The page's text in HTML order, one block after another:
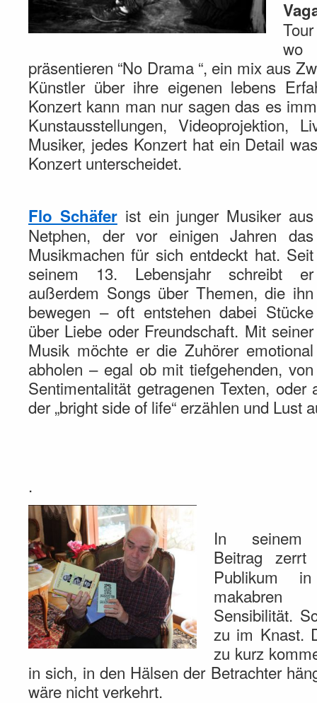
wo
präsentieren “No Drama “, ein mix aus
Künstler über ihre eigenen lebens
Konzert kann man nur sagen das es
Kunstausstellungen, Videoprojektion,
Musiker, jedes Konzert hat ein Detail
Konzert unterscheidet.
Flo Schäferist ein junger Musiker aus
Netphen, der vor einigen Jahren das
Musikmachen für sich entdeckt hat. Seit
seinem 13. Lebensjahr schreibt er
außerdem Songs über Themen, die ihn
bewegen – oft entstehen dabei Stücke
über Liebe oder Freundschaft. Mit seiner
Musik möchte er die Zuhörer emotional
abholen – egal ob mit tiefgehenden, von
Sentimentalität getragenen Texten,
der „bright side of life“ erzählen und Lust
.
In seinem
Beitrag
Publikum
Sensibilität.
zu im Knast.
zu kurz
in sich, in den Hälsen der Betrachter
wäre nicht verkehrt.